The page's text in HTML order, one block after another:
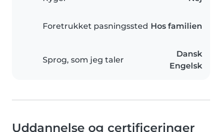
Foretrukket pasningssted Hos familien
Sprog, som jeg taler
Dansk
Engelsk
Uddannelse og certificeringer